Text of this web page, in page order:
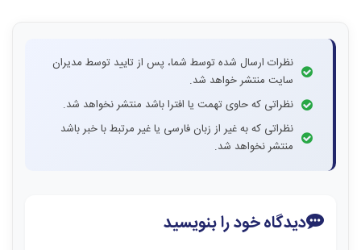
نظرات ارسال شده توسط شما، پس از تایید توسط مدیران
سایت منتشر خواهد شد.
نظراتی که حاوی تهمت یا افترا باشد منتشر نخواهد شد.
نظراتی که به غیر از زبان فارسی یا غیر مرتبط با خبر باشد
منتشر نخواهد شد.
دیدگاه خود را بنویسید